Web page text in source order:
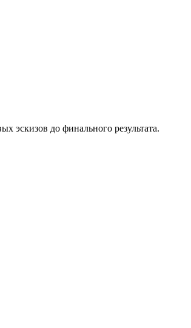
эскизов до финального результата.